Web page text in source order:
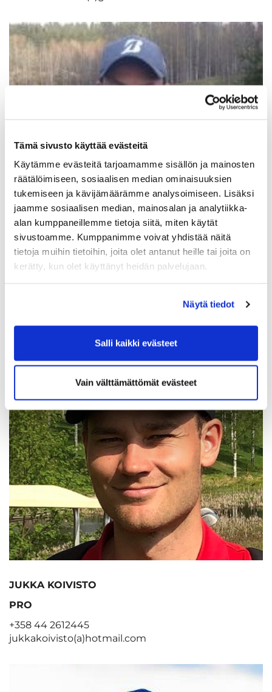
Tämä sivusto käyttää evästeitä
Käytämme evästeitä tarjoamamme sisällön ja mainosten
räätälöimiseen, sosiaalisen median ominaisuuksien
tukemiseen ja kävijämäärämme analysoimiseen. Lisäksi
jaamme sosiaalisen median, mainosalan ja analytiikka-
alan kumppaneillemme tietoja siitä, miten käytät
sivustoamme. Kumppanimme voivat yhdistää näitä
tietoja muihin tietoihin, joita olet antanut heille tai joita on
kerätty, kun olet käyttänyt heidän palvelujaan.
Näytä tiedot
Salli kaikki evästeet
Vain välttämättömät evästeet
JANI HAARUS
PGA TEACHING PROFESSIONAL
JUKKA KOIVISTO
PRO
+358 44 2612445
jukkakoivisto(a)hotmail.com